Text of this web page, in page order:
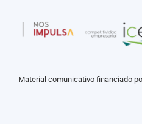
Material comunicativo financiado